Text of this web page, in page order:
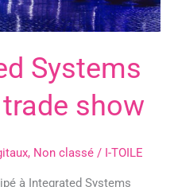
Systems
show
, Non classé / I-TOILE
à Integrated Systems